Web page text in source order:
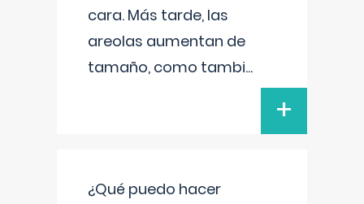
cara. Más tarde, las
areolas aumentan de
tamaño, como tambi...
+
¿Qué puedo hacer